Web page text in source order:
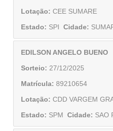
Lotação: CEE SUMARE
Estado: SPI Cidade:
EDILSON ANGELO BUENO
Sorteio: 27/12/2025
Matrícula: 89210654
Lotação: CDD VARGEM
Estado: SPM Cidade: SAO